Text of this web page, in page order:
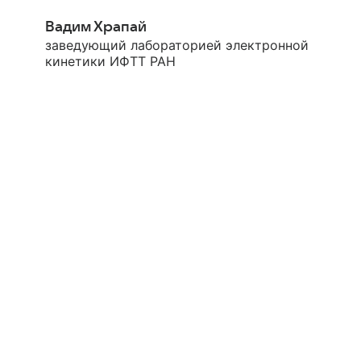
Вадим Храпай
заведующий лабораторией электронной
кинетики ИФТТ РАН